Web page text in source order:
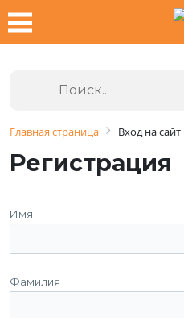
Главная страница Вход на сайт
Регистрация
Имя
Фамилия